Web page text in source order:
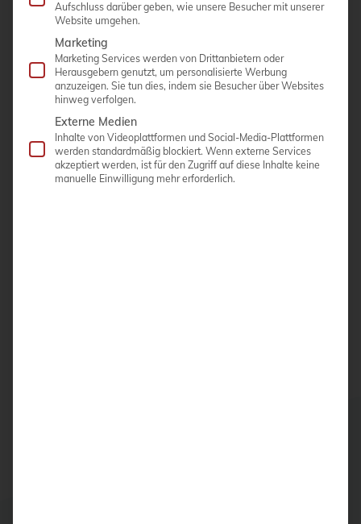
Das HM70A bietet mobile High-End Performance to
go. Resultierend aus einer exzellenten Bildqualität,
einem effizienteren Workflow und einer perfekten
Ergonomie mit einem hochwertigen Gerätewagen ist
das Ultraschallsystem überall schnell einsetzbar.
15“ 4:3 Backlight LED Monitor
Hohe Produktivität – durchdachtes Bedienkonzept
Portables System / höhenverstellbarer Gerätewagen
Aufschluss darüber geben, wie unsere Besucher mit unserer
Website umgehen.
Marketing
Marketing Services werden von Drittanbietern oder
Herausgebern genutzt, um personalisierte Werbung
anzuzeigen. Sie tun dies, indem sie Besucher über Websites
hinweg verfolgen.
Externe Medien
Inhalte von Videoplattformen und Social-Media-Plattformen
werden standardmäßig blockiert. Wenn externe Services
akzeptiert werden, ist für den Zugriff auf diese Inhalte keine
manuelle Einwilligung mehr erforderlich.